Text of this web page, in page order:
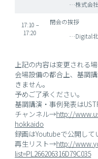
…株式会
17:10 –
17:20
閉会の挨拶
…Digital
上記の内容は変更される場
会場設備の都合上、基調
きません。
予めご了承ください。
基調講演・事例発表は
チャンネル→http://
hokkaido
録画はYoutubeで公開して
再生リスト→http://
list=PL266206316D79C035